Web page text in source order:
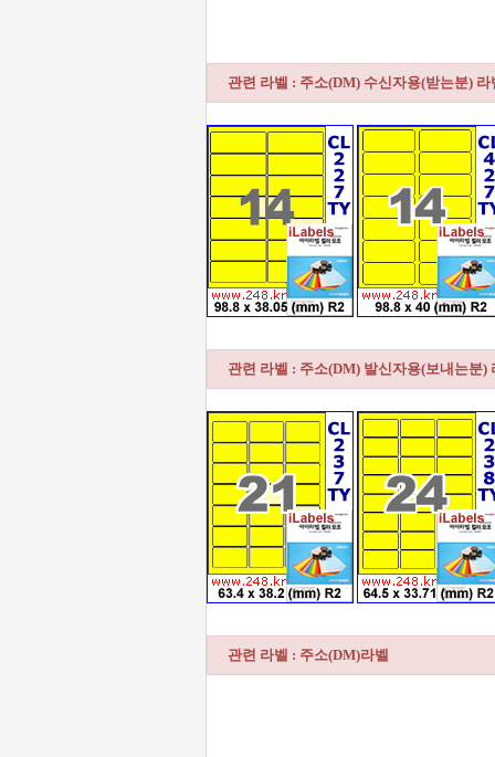
관련 라벨 : 주소(DM) 수신자용(받는분) 라
관련 라벨 : 주소(DM) 발신자용(보내는분)
관련 라벨 : 주소(DM)라벨